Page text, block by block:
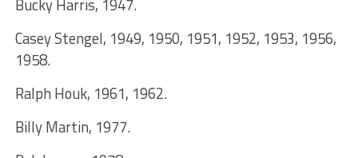
Bucky Harris, 1947.
Casey Stengel, 1949, 1950, 1951, 1952, 1953, 1956,
1958.
Ralph Houk, 1961, 1962.
Billy Martin, 1977.